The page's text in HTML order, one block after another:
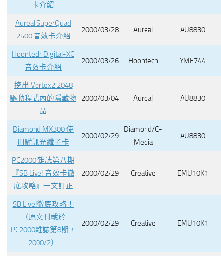
卡介紹
Aureal SuperQuad
2500 音效卡介紹
2000/03/28 Aureal AU8830
Hoontech Digital-XG
音效卡介紹
2000/03/26 Hoontech YMF744
挖出 Vortex2 2048
驅動程式內的隱藏物
品
2000/03/04 Aureal AU8830
Diamond MX300 使
用驊訊光纖子卡
2000/02/29
Diamond/C-
Media
AU8830
PC2000 雜誌第八期
『SB Live! 音效卡徹
底攻略』一文訂正
2000/02/29 Creative EMU10K1
SB Live!徹底攻略！
（原文刊載於
PC2000雜誌第8期，
2000/2）
2000/02/29 Creative EMU10K1